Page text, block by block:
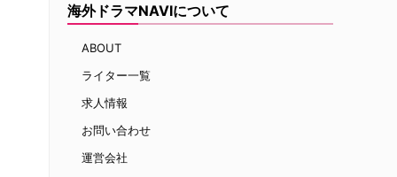
海外ドラマNAVIについて
ABOUT
ライター一覧
求人情報
お問い合わせ
運営会社